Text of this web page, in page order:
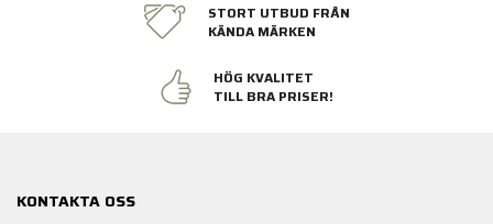
STORT UTBUD FRÅN
KÄNDA MÄRKEN
HÖG KVALITET
TILL BRA PRISER!
KONTAKTA OSS